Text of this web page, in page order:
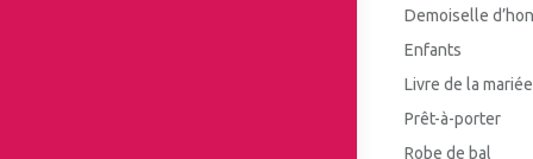
Demoiselle
Enfants
Livre de la mariée
Prêt-à-porter
Robe de bal